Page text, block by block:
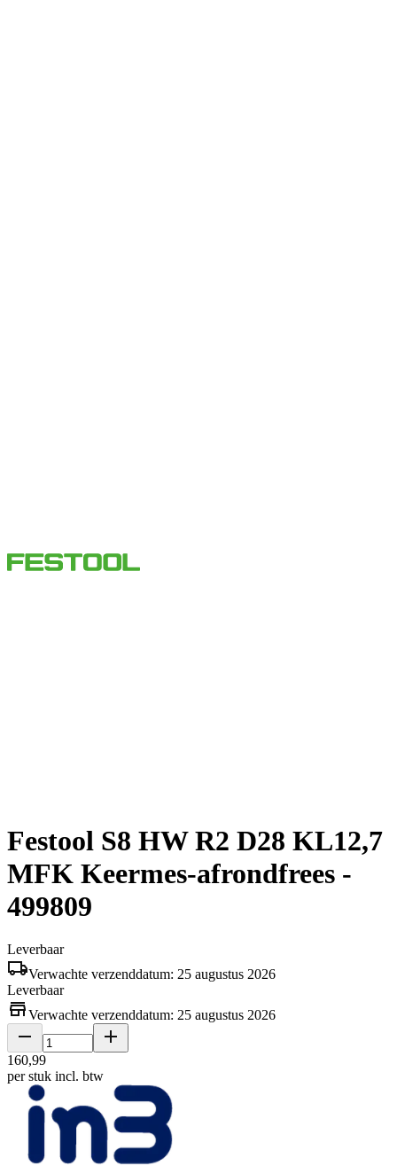
Festool S8 HW R2 D28 KL12,7
MFK Keermes-afrondfrees -
499809
Leverbaar
Verwachte verzenddatum: 25 augustus 2026
Leverbaar
Verwachte verzenddatum: 25 augustus 2026
160,99
per stuk incl. btw